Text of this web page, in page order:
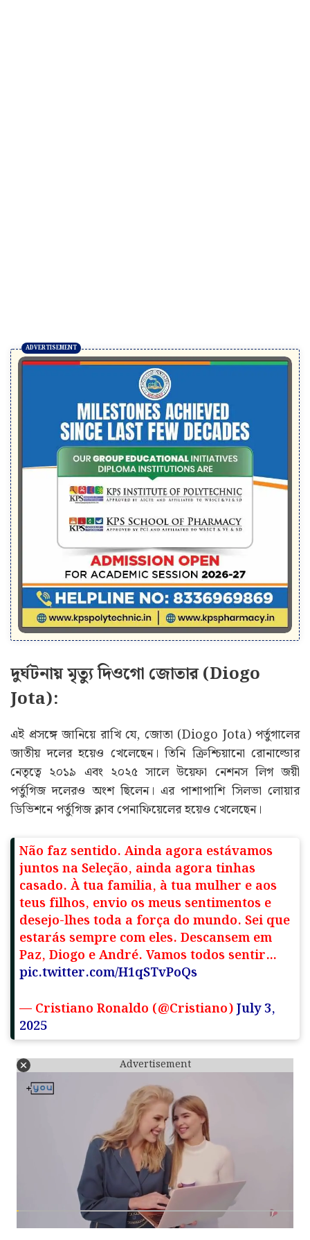
দুর্ঘটনায় মৃত্যু দিওগো জোতার (Diogo
Jota):
এই প্রসঙ্গে জানিয়ে রাখি যে, জোতা (Diogo Jota) পর্তুগালের
জাতীয় দলের হয়েও খেলেছেন। তিনি ক্রিশ্চিয়ানো রোনাল্ডোর
নেতৃত্বে ২০১৯ এবং ২০২৫ সালে উয়েফা নেশনস লিগ জয়ী
পর্তুগিজ দলেরও অংশ ছিলেন। এর পাশাপাশি সিলভা লোয়ার
ডিভিশনে পর্তুগিজ ক্লাব পেনাফিয়েলের হয়েও খেলেছেন।
Não faz sentido. Ainda agora estávamos
juntos na Seleção, ainda agora tinhas
casado. À tua familia, à tua mulher e aos
teus filhos, envio os meus sentimentos e
desejo-lhes toda a força do mundo. Sei que
estarás sempre com eles. Descansem em
Paz, Diogo e André. Vamos todos sentir…
pic.twitter.com/H1qSTvPoQs
— Cristiano Ronaldo (@Cristiano)July 3,
2025
Advertisement